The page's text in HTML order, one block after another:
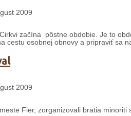
2009
začína pôstne obdobie. Je to
cestu osobnej obnovy a pripraviť sa
2009
Fier, zorganizovali bratia minoriti